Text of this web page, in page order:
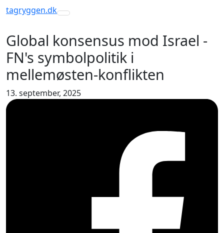
tagryggen.dk
Toggle navigation
Global konsensus mod Israel -
FN's symbolpolitik i
mellemøsten-konflikten
13. september, 2025